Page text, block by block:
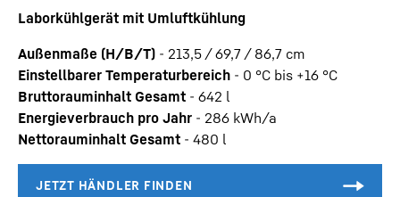
Laborkühlgerät mit Umluftkühlung
Außenmaße (H/B/T) - 213,5 / 69,7 / 86,7 cm
Einstellbarer Temperaturbereich - 0 °C bis +16 °C
Bruttorauminhalt Gesamt - 642 l
Energieverbrauch pro Jahr - 286 kWh/a
Nettorauminhalt Gesamt - 480 l